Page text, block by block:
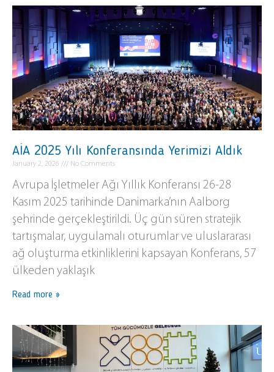
AİA 2025 Yılı Konferansında Yerimizi Aldık
January 2, 2026 No Comments
Avrupa İşletmeler Ağı Yıllık Konferansı 26-28
Kasım 2025 tarihinde Danimarka’nın Aalborg
şehrinde gerçekleştirildi. Üç gün süren stratejik
tartışmalar, uygulamalı oturumlar ve uluslararası
ağ oluşturma etkinliklerini kapsayan Konferans, 57
ülkeden yaklaşık
Read more »